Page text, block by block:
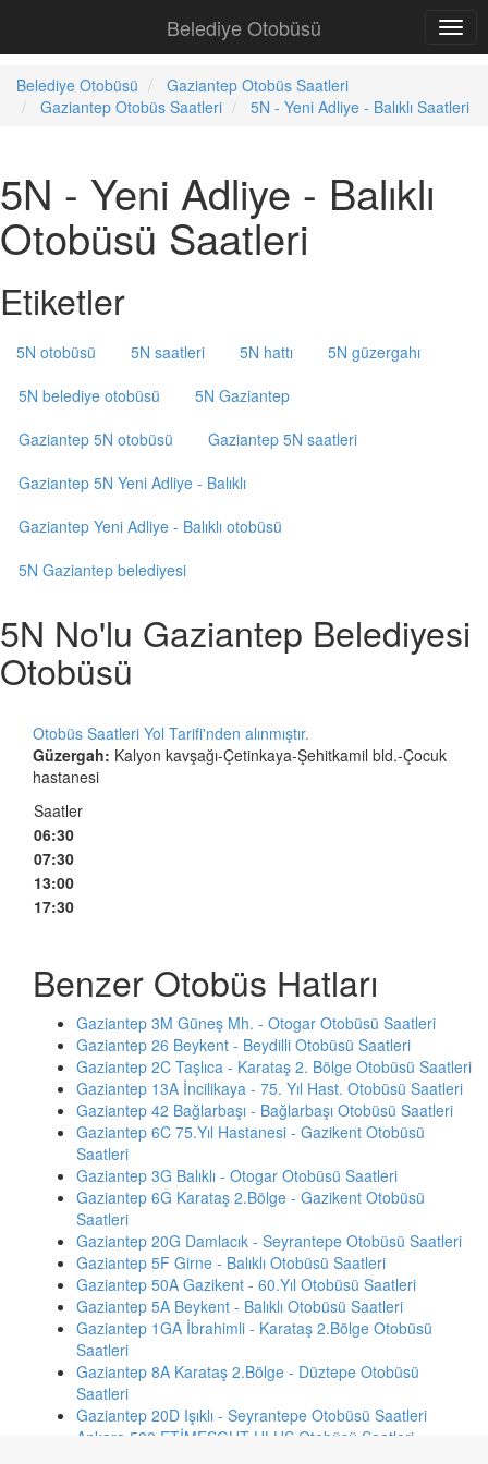
Belediye Otobüsü
Belediye Otobüsü
Gaziantep Otobüs Saatleri
Gaziantep Otobüs Saatleri
5N - Yeni Adliye - Balıklı Saatleri
5N - Yeni Adliye - Balıklı
Otobüsü Saatleri
Etiketler
5N otobüsü 5N saatleri 5N hattı
5N güzergahı
5N belediye otobüsü
5N Gaziantep
Gaziantep 5N otobüsü
Gaziantep 5N saatleri
Gaziantep 5N Yeni Adliye - Balıklı
Gaziantep Yeni Adliye - Balıklı otobüsü
5N Gaziantep belediyesi
5N No'lu Gaziantep Belediyesi
Otobüsü
Otobüs Saatleri Yol Tarifi'nden alınmıştır.
Güzergah: Kalyon kavşağı-Çetinkaya-Şehitkamil bld.-Çocuk
hastanesi
Saatler
06:30
07:30
13:00
17:30
Benzer Otobüs Hatları
Gaziantep 3M Güneş Mh. - Otogar Otobüsü Saatleri
Gaziantep 26 Beykent - Beydilli Otobüsü Saatleri
Gaziantep 2C Taşlıca - Karataş 2. Bölge Otobüsü Saatleri
Gaziantep 13A İncilikaya - 75. Yıl Hast. Otobüsü Saatleri
Gaziantep 42 Bağlarbaşı - Bağlarbaşı Otobüsü Saatleri
Gaziantep 6C 75.Yıl Hastanesi - Gazikent Otobüsü
Saatleri
Gaziantep 3G Balıklı - Otogar Otobüsü Saatleri
Gaziantep 6G Karataş 2.Bölge - Gazikent Otobüsü
Saatleri
Gaziantep 20G Damlacık - Seyrantepe Otobüsü Saatleri
Gaziantep 5F Girne - Balıklı Otobüsü Saatleri
Gaziantep 50A Gazikent - 60.Yıl Otobüsü Saatleri
Gaziantep 5A Beykent - Balıklı Otobüsü Saatleri
Gaziantep 1GA İbrahimli - Karataş 2.Bölge Otobüsü
Saatleri
Gaziantep 8A Karataş 2.Bölge - Düztepe Otobüsü
Saatleri
Gaziantep 20D Işıklı - Seyrantepe Otobüsü Saatleri
Ankara 530 ETİMESGUT-ULUS Otobüsü Saatleri